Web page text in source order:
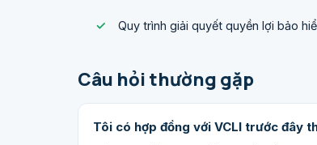
Quy trình giải quyết quyền lợi bảo
Câu hỏi thường gặp
Tôi có hợp đồng với VCLI trước đây